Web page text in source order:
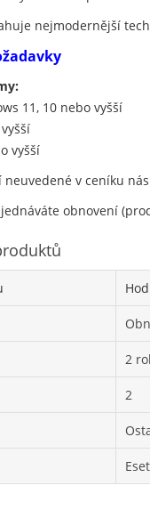
nejmodernější
11, 10 nebo vyšší
vyšší
neuvedené v ceníku
obnovení
2
2
Eset